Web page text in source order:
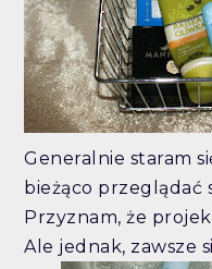
Generalnie staram
bieżąco przeglądać
Przyznam, że
Ale jednak, zawsze